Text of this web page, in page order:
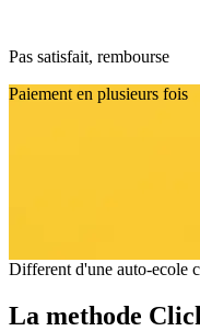
Pas satisfait, rembourse
Paiement en plusieurs fois
Different d'une auto-ecole
La methode